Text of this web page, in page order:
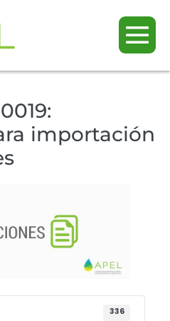
importación
336